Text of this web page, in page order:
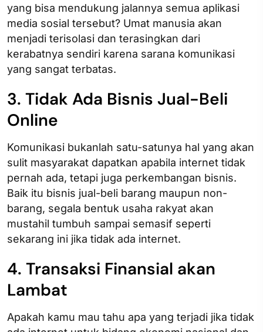
yang bisa mendukung jalannya semua aplikasi
media sosial tersebut? Umat manusia akan
menjadi terisolasi dan terasingkan dari
kerabatnya sendiri karena sarana komunikasi
yang sangat terbatas.
3. Tidak Ada Bisnis Jual-Beli
Online
Komunikasi bukanlah satu-satunya hal yang akan
sulit masyarakat dapatkan apabila internet tidak
pernah ada, tetapi juga perkembangan bisnis.
Baik itu bisnis jual-beli barang maupun non-
barang, segala bentuk usaha rakyat akan
mustahil tumbuh sampai semasif seperti
sekarang ini jika tidak ada internet.
4. Transaksi Finansial akan
Lambat
Apakah kamu mau tahu apa yang terjadi jika tidak